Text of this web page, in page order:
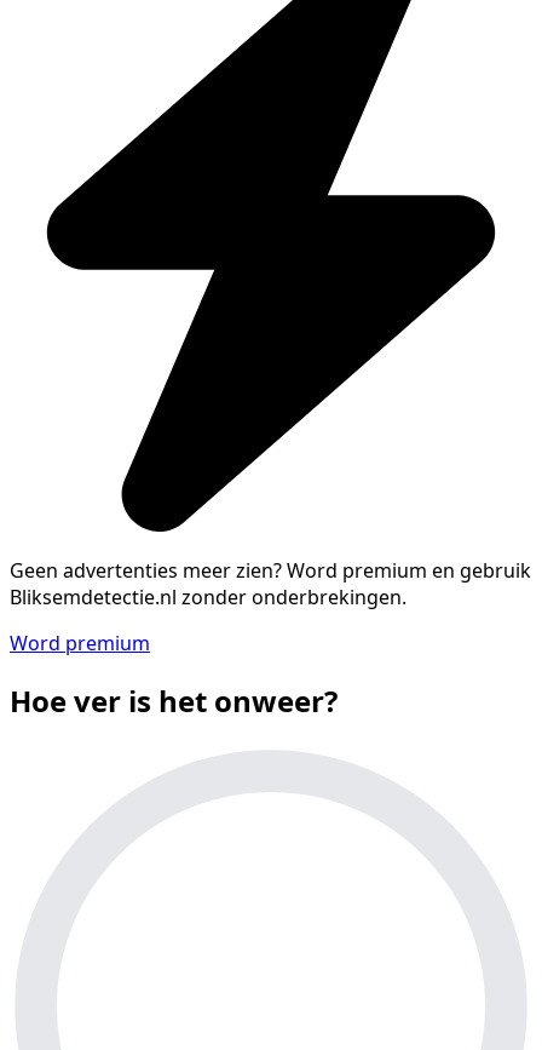
Geen advertenties meer zien?Word premium en gebruik
Bliksemdetectie.nl zonder onderbrekingen.
Word premium
Hoe ver is het onweer?